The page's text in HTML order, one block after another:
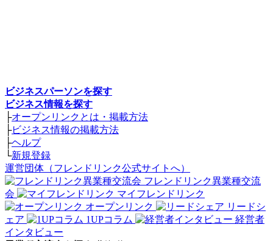
ビジネスパーソンを探す
ビジネス情報を探す
├オープンリンクとは・掲載方法
├ビジネス情報の掲載方法
├ヘルプ
└新規登録
運営団体（フレンドリンク公式サイトへ）
フレンドリンク異業種交流
会
マイフレンドリンク
オープンリンク
リードシ
ェア
1UPコラム
経営者
インタビュー